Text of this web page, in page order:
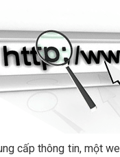
cấp thông tin, một